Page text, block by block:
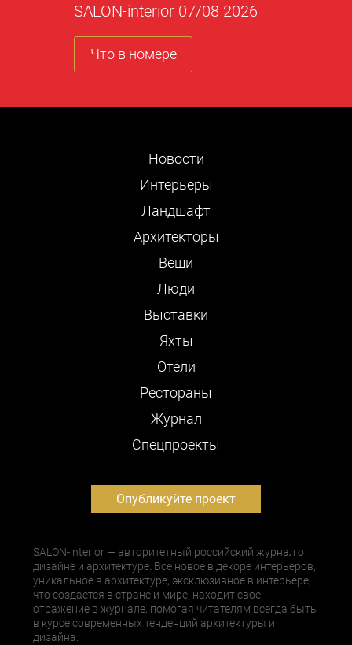
SALON-interior 07/08 2026
Что в номере
Новости
Интерьеры
Ландшафт
Архитекторы
Вещи
Люди
Выставки
Яхты
Отели
Рестораны
Журнал
Cпецпроекты
Опубликуйте проект
SALON-interior — авторитетный российский журнал о
дизайне и архитектуре. Все новое в декоре интерьеров,
уникальное в архитектуре, эксклюзивное в интерьере,
что создается в стране и мире, находит свое
отражение в журнале, помогая читателям всегда быть
в курсе современных тенденций архитектуры и
дизайна.